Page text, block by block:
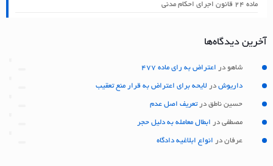
ماده ۲۴ قانون اجرای احکام مدنی
آخرین دیدگاه‌ها
شاهو در اعتراض به رای ماده 477
داریوش در لایحه برای اعتراض به قرار منع تعقیب
حسین ناطق درتعریف اصل عدم
مصطفی در ابطال معامله به دلیل حجر
عرفان در انواع ابلاغیه دادگاه